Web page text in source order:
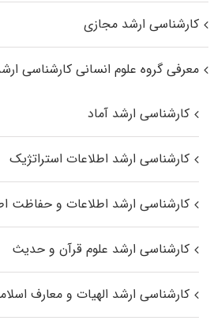
کارشناسی ارشد مجازی
معرفی گروه علوم انسانی کارشناسی
کارشناسی ارشد آماد
کارشناسی ارشد اطلاعات استراتژیک
کارشناسی ارشد اطلاعات و حفاظت
کارشناسی ارشد علوم قرآن و حدیث
کارشناسی ارشد الهیات و معارف